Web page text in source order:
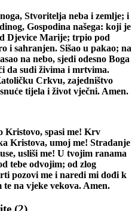
Stvoritelja neba i zemlje; i
Gospodina našega: koji je
Djevice Marije; trpio pod
i sahranjen. Sišao u pakao; na
na nebo, sjedi odesno Boga
da sudi živima i mrtvima.
Crkvu, zajedništvo
tijela i život vječni. Amen.
Kristovo, spasi me! Krv
Kristova, umoj me! Stradanje
usliši me! U tvojim ranama
tebe odvojim; od zlog
pozovi me i naredi mi dođi k
na vjeke vekova. Amen.